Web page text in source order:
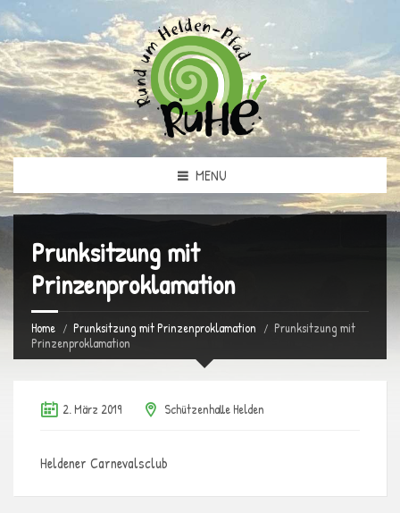
MENU
Prunksitzung mit
Prinzenproklamation
Home Prunksitzung mit Prinzenproklamation
Prunksitzung mit
Prinzenproklamation
2. März 2019 Schützenhalle Helden
Heldener Carnevalsclub